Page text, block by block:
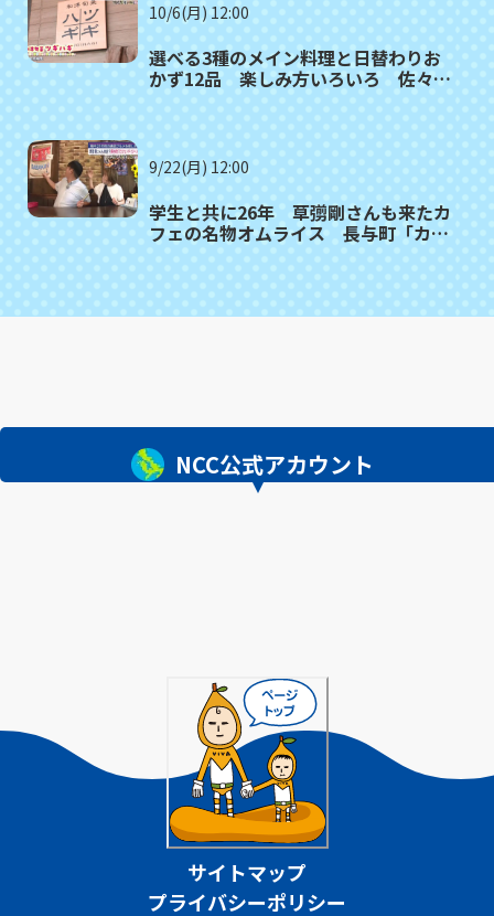
10/6(月) 12:00
選べる3種のメイン料理と日替わりお
かず12品 楽しみ方いろいろ 佐々町
9/22(月) 12:00
学生と共に26年 草彅剛さんも来たカ
フェの名物オムライス 長与町「カフ
NCC公式アカウント
サイトマップ
プライバシーポリシー